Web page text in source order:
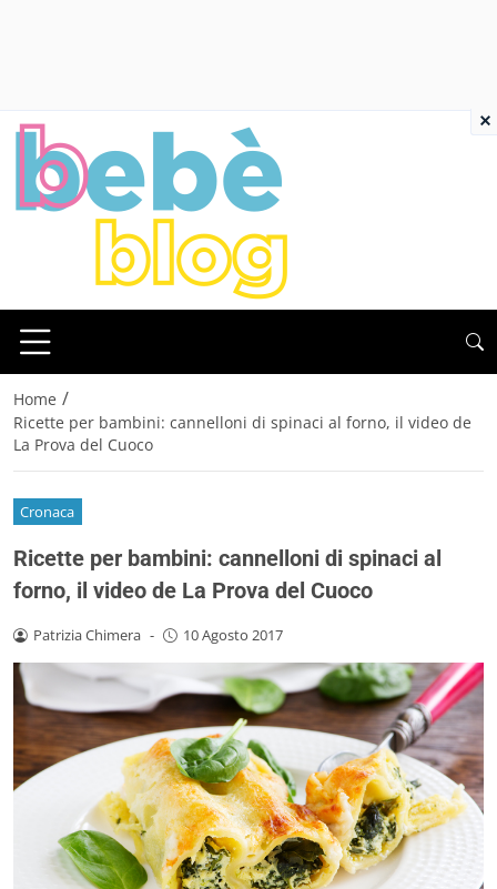
Home /
Ricette per bambini: cannelloni di spinaci al forno, il video de
La Prova del Cuoco
Cronaca
Ricette per bambini: cannelloni di spinaci al
forno, il video de La Prova del Cuoco
Patrizia Chimera - 10 Agosto 2017
×